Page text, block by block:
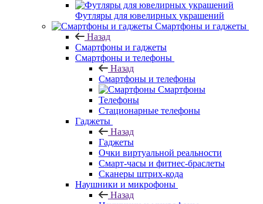
Футляры для ювелирных украшений
Смартфоны и гаджеты
Назад
Смартфоны и гаджеты
Смартфоны и телефоны
Назад
Смартфоны и телефоны
Смартфоны
Телефоны
Стационарные телефоны
Гаджеты
Назад
Гаджеты
Очки виртуальной реальности
Смарт-часы и фитнес-браслеты
Сканеры штрих-кода
Наушники и микрофоны
Назад